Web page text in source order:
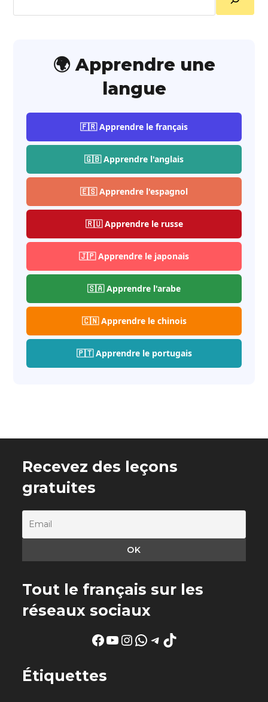
🌍 Apprendre une
langue
🇫🇷 Apprendre le français
🇬🇧 Apprendre l'anglais
🇪🇸 Apprendre l'espagnol
🇷🇺 Apprendre le russe
🇯🇵 Apprendre le japonais
🇸🇦 Apprendre l'arabe
🇨🇳 Apprendre le chinois
🇵🇹 Apprendre le portugais
Recevez des leçons
gratuites
Tout le français sur les
réseaux sociaux
Facebook
YouTube
Instagram
WhatsApp
Telegram
TikTok
Étiquettes